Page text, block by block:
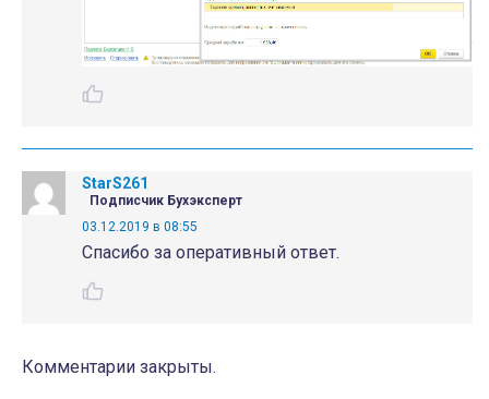
StarS261
Подписчик Бухэксперт
03.12.2019 в 08:55
Спасибо за оперативный ответ.
Комментарии закрыты.